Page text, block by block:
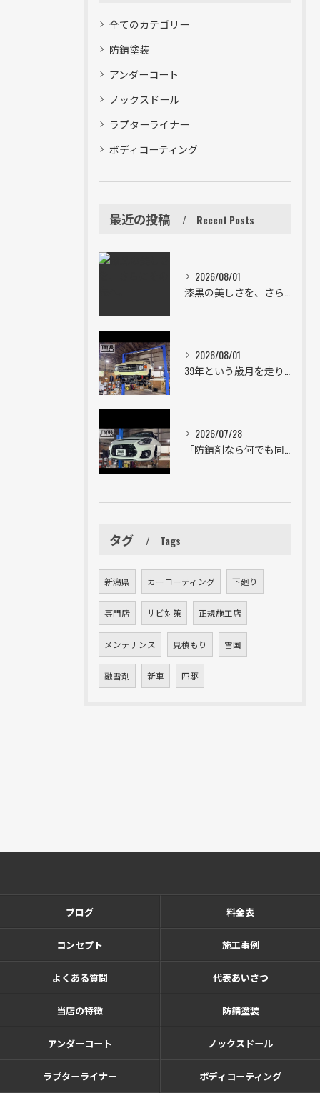
全てのカテゴリー
防錆塗装
アンダーコート
ノックスドール
ラプターライナー
ボディコーティング
最近の投稿 Recent Posts
2026/08/01
2026/08/01
2026/07/28
タグ Tags
新潟県 カーコーティング 下廻り
専門店 サビ対策 正規施工店
メンテナンス 見積もり 雪国
融雪剤 新車 四駆
ブログ 料金表
コンセプト 施工事例
よくある質問 代表あいさつ
当店の特徴 防錆塗装
アンダーコート ノックスドール
ラプターライナー ボディコーティング